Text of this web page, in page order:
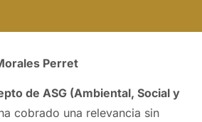
Perret
de ASG (Ambiental, Social y
cobrado una relevancia sin